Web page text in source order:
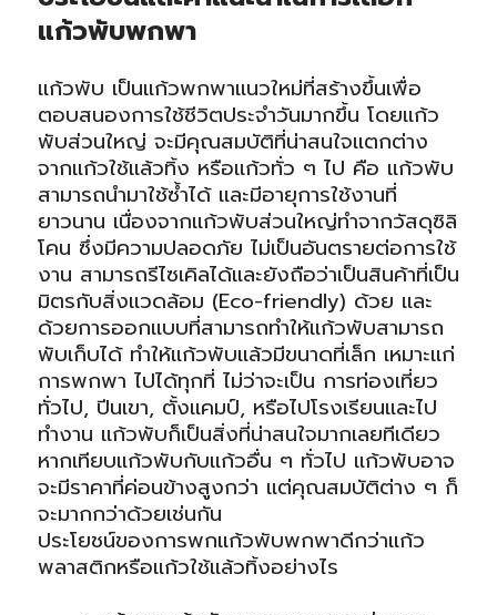
แก้วพับพกพา
แก้วพับ เป็นแก้วพกพาแนวใหม่ที่สร้างขึ้นเพื่อ
ตอบสนองการใช้ชีวิตประจำวันมากขึ้น โดยแก้ว
พับส่วนใหญ่ จะมีคุณสมบัติที่น่าสนใจแตกต่าง
จากแก้วใช้แล้วทิ้ง หรือแก้วทั่ว ๆ ไป คือ แก้วพับ
สามารถนำมาใช้ซ้ำได้ และมีอายุการใช้งานที่
ยาวนาน เนื่องจากแก้วพับส่วนใหญ่ทำจากวัสดุซิลิ
โคน ซึ่งมีความปลอดภัย ไม่เป็นอันตรายต่อการใช้
งาน สามารถรีไซเคิลได้และยังถือว่าเป็นสินค้าที่เป็น
มิตรกับสิ่งแวดล้อม (Eco-friendly) ด้วย และ
ด้วยการออกแบบที่สามารถทำให้แก้วพับสามารถ
พับเก็บได้ ทำให้แก้วพับแล้วมีขนาดที่เล็ก เหมาะแก่
การพกพา ไปได้ทุกที่ ไม่ว่าจะเป็น การท่องเที่ยว
ทั่วไป, ปีนเขา, ตั้งแคมป์, หรือไปโรงเรียนและไป
ทำงาน แก้วพับก็เป็นสิ่งที่น่าสนใจมากเลยทีเดียว
หากเทียบแก้วพับกับแก้วอื่น ๆ ทั่วไป แก้วพับอาจ
จะมีราคาที่ค่อนข้างสูงกว่า แต่คุณสมบัติต่าง ๆ ก็
จะมากกว่าด้วยเช่นกัน
ประโยชน์ของการพกแก้วพับพกพาดีกว่าแก้ว
พลาสติกหรือแก้วใช้แล้วทิ้งอย่างไร